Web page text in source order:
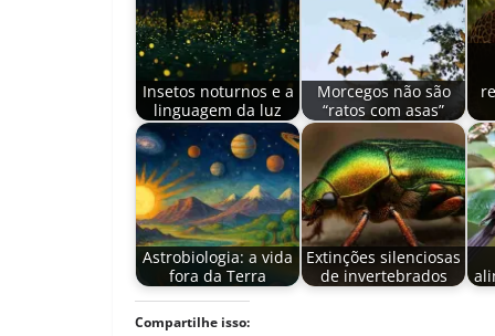
Insetos noturnos e a
linguagem da luz
Morcegos não são
“ratos com asas”
Astrobiologia: a vida
fora da Terra
Extinções silenciosas
de invertebrados
Compartilhe isso: